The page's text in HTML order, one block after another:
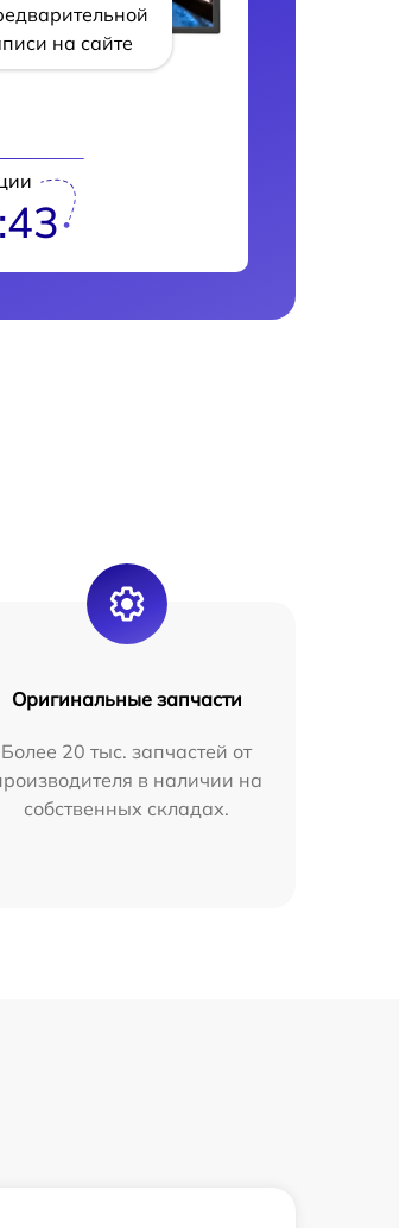
на сайте
Оригинальные запчасти
Более 20 тыс. запчастей от
в наличии на
собственных складах.